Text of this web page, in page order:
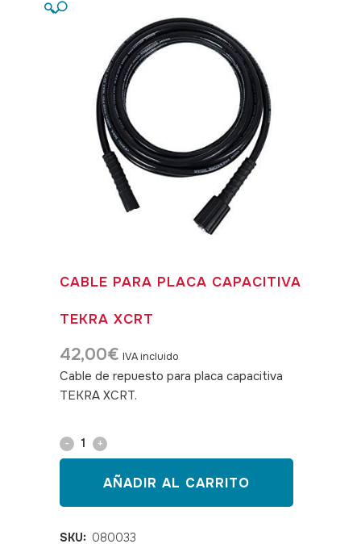
🔍
CABLE PARA PLACA CAPACITIVA
TEKRA XCRT
42,00€ IVA incluido
Cable de repuesto para placa capacitiva
TEKRA XCRT.
Cable
placa
capacitiva
AÑADIR AL CARRITO
SKU: 080033